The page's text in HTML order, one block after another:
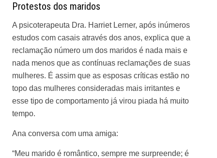
Protestos dos maridos
A psicoterapeuta Dra. Harriet Lerner, após inúmeros
estudos com casais através dos anos, explica que a
reclamação número um dos maridos é nada mais e
nada menos que as contínuas reclamações de suas
mulheres. É assim que as esposas críticas estão no
topo das mulheres consideradas mais irritantes e
esse tipo de comportamento já virou piada há muito
tempo.
Ana conversa com uma amiga:
“Meu marido é romântico, sempre me surpreende; é